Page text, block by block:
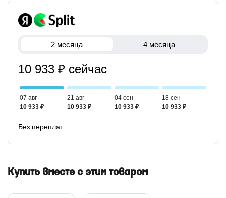
2 месяца 4 месяца
10 933 ₽ сейчас
07 авг
10 933 ₽
21 авг
10 933 ₽
04 сен
10 933 ₽
18 сен
10 933 ₽
Без переплат
Купить вместе с этим товаром